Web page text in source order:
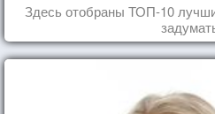
Здесь отобраны ТОП-10